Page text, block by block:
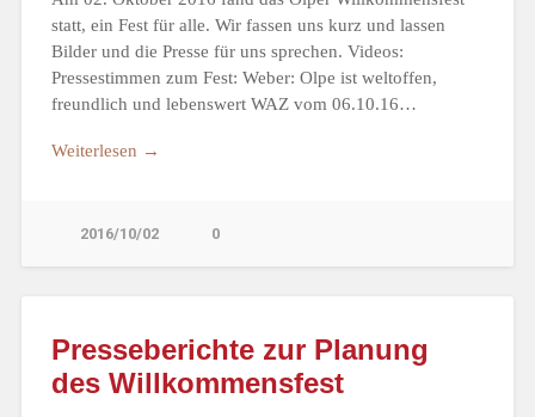
statt, ein Fest für alle. Wir fassen uns kurz und lassen
Bilder und die Presse für uns sprechen. Videos:
Pressestimmen zum Fest: Weber: Olpe ist weltoffen,
freundlich und lebenswert WAZ vom 06.10.16…
Weiterlesen →
2016/10/02 0
Presseberichte zur Planung
des Willkommensfest